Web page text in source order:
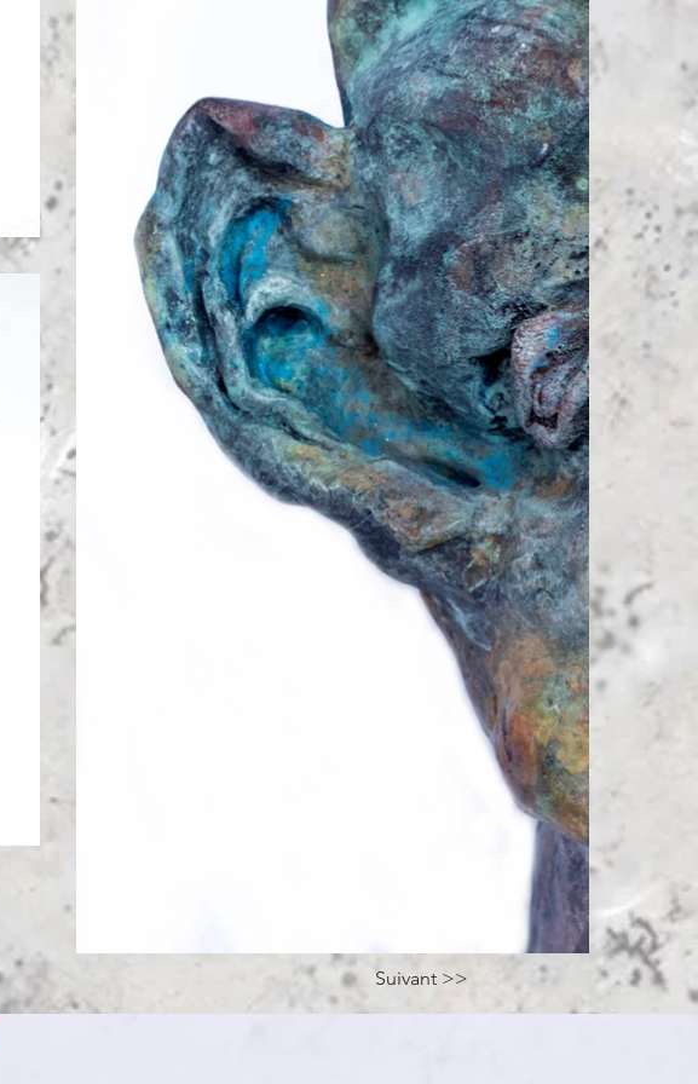
Suivant >>